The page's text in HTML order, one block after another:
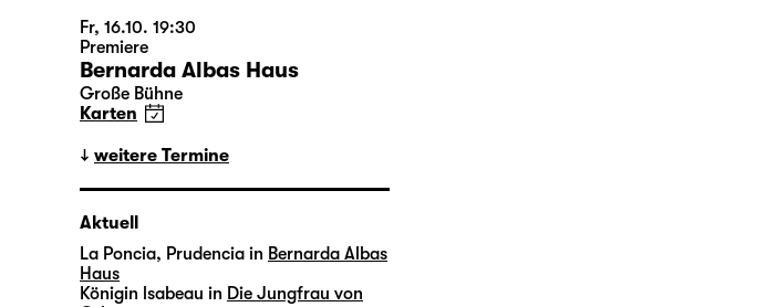
Fr, 16.10. 19:30
Premiere
Bernarda Albas Haus
Große Bühne
Karten
weitere Termine
Aktuell
La Poncia, Prudencia in Bernarda Albas
Haus
Königin lsabeau in Die Jungfrau von